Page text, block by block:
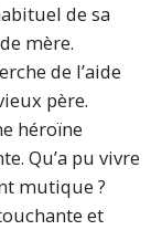
de sa
mère.
de l’aide
père.
héroïne
Qu’a pu vivre
mutique ?
et